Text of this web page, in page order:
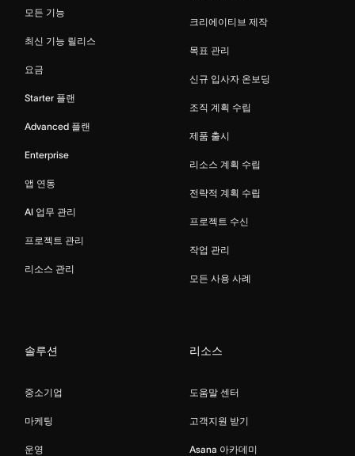
모든 기능
최신 기능 릴리스
요금
Starter 플랜
Advanced 플랜
Enterprise
앱 연동
AI 업무 관리
프로젝트 관리
리소스 관리
크리에이티브 제작
목표 관리
신규 입사자 온보딩
조직 계획 수립
제품 출시
리소스 계획 수립
전략적 계획 수립
프로젝트 수신
작업 관리
모든 사용 사례
솔루션
중소기업
마케팅
운영
리소스
도움말 센터
고객지원 받기
Asana 아카데미